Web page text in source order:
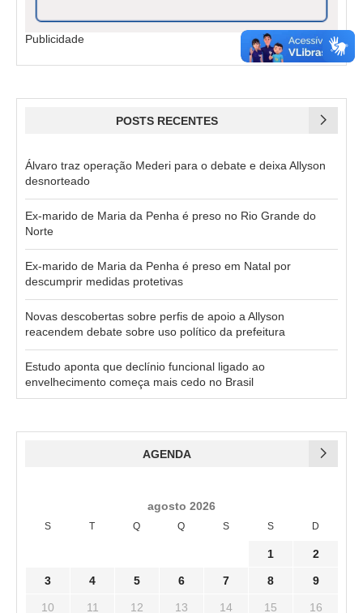
Publicidade
POSTS RECENTES
Álvaro traz operação Mederi para o debate e deixa Allyson
desnorteado
Ex-marido de Maria da Penha é preso no Rio Grande do
Norte
Ex-marido de Maria da Penha é preso em Natal por
descumprir medidas protetivas
Novas descobertas sobre perfis de apoio a Allyson
reacendem debate sobre uso político da prefeitura
Estudo aponta que declínio funcional ligado ao
envelhecimento começa mais cedo no Brasil
AGENDA
agosto 2026
S T Q Q S S D
1 2
3 4 5 6 7 8 9
10 11 12 13 14 15 16